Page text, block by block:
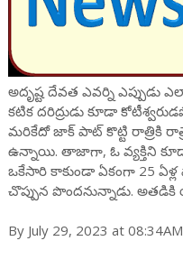
అదృష్ట దేవత ఎవర్ని ఎప్పుడు
కటిక దరిద్రుడు కూడా
మరికేదో జాక్ పాట్ కొట్టి రాత్రికి
ఉన్నాయి. తాజాగా, ఓ వ్యక్తిని
ఒకేసారి కాకుండా ఏకంగా 25
చొప్పున పొందనున్నాడు.
By July 29, 2023 at 08:34AM